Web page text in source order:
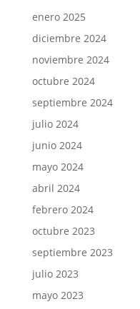
enero 2025
diciembre 2024
noviembre 2024
octubre 2024
septiembre 2024
julio 2024
junio 2024
mayo 2024
abril 2024
febrero 2024
octubre 2023
septiembre 2023
julio 2023
mayo 2023